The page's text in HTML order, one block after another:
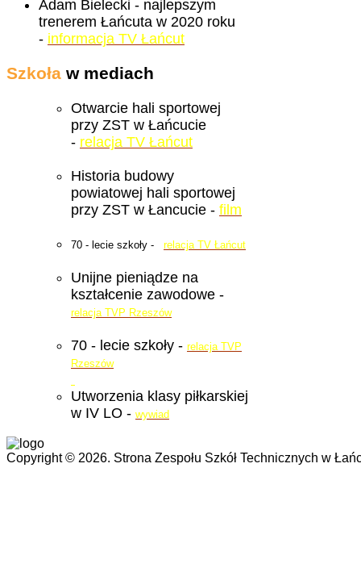
Adam Bielecki - najlepszym
trenerem Łańcuta w 2020 roku
- informacja TV Łańcut
Szkoła w mediach
Otwarcie hali sportowej
przy ZST w Łańcucie
- relacja TV Łańcut
Historia budowy
powiatowej hali sportowej
przy ZST w Łancucie - film
70 - lecie szkoły - relacja TV Łańcut
Unijne pieniądze na
kształcenie zawodowe -
relacja TVP Rzeszów
70 - lecie szkoły - relacja TVP
Rzeszów
Utworzenia klasy piłkarskiej
w IV LO - wywiad
Copyright © 2026. Strona Zespołu Szkół Technicznych w